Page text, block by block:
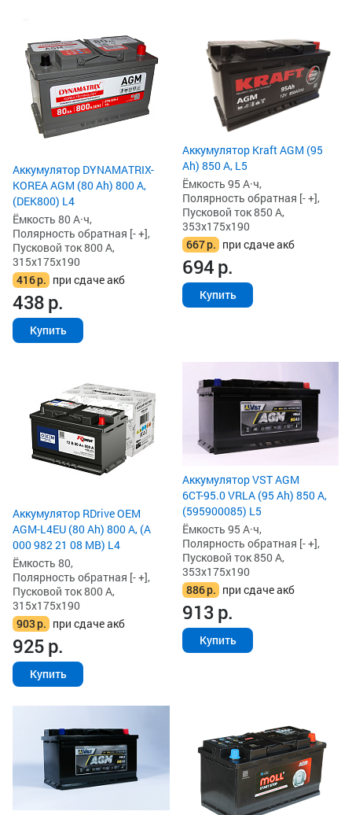
Аккумулятор DYNAMATRIX-
KOREA AGM (80 Ah) 800 А,
(DEK800) L4
Ёмкость 80 А·ч,
Полярность обратная [- +],
Пусковой ток 800 А,
315x175x190
416р. при сдаче акб
438р.
Купить
Аккумулятор Kraft AGM (95
Ah) 850 А, L5
Ёмкость 95 А·ч,
Полярность обратная [- +],
Пусковой ток 850 А,
353x175x190
667р. при сдаче акб
694р.
Купить
Аккумулятор RDrive OEM
AGM-L4EU (80 Ah) 800 А, (A
000 982 21 08 MB) L4
Ёмкость 80,
Полярность обратная [- +],
Пусковой ток 800 А,
315x175x190
903р. при сдаче акб
925р.
Купить
Аккумулятор VST AGM
6СТ-95.0 VRLA (95 Ah) 850 А,
(595900085) L5
Ёмкость 95 А·ч,
Полярность обратная [- +],
Пусковой ток 850 А,
353x175x190
886р. при сдаче акб
913р.
Купить